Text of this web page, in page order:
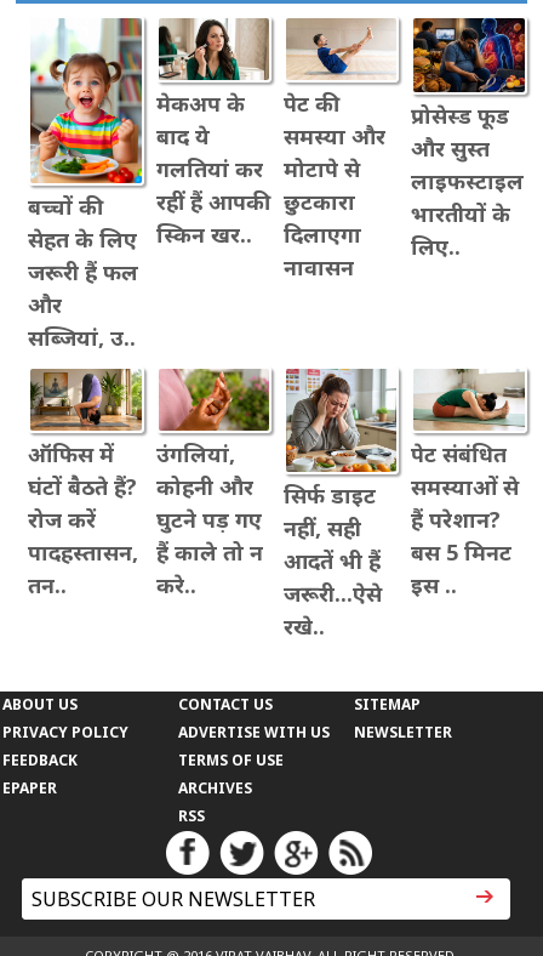
बच्चों की
सेहत के लिए
जरूरी हैं फल
और
सब्जियां, उ..
मेकअप के
बाद ये
गलतियां कर
रहीं हैं आपकी
स्किन खर..
पेट की
समस्या और
मोटापे से
छुटकारा
दिलाएगा
नावासन
प्रोसेस्ड फूड
और सुस्त
लाइफस्टाइल
भारतीयों के
लिए..
ऑफिस में
घंटों बैठते हैं?
रोज करें
पादहस्तासन,
तन..
उंगलियां,
कोहनी और
घुटने पड़ गए
हैं काले तो न
करे..
सिर्फ डाइट
नहीं, सही
आदतें भी हैं
जरूरी...ऐसे
रखे..
पेट संबंधित
समस्याओं से
हैं परेशान?
बस 5 मिनट
इस ..
ABOUT US
PRIVACY POLICY
CONTACT US
ADVERTISE WITH US
SITEMAP
NEWSLETTER
FEEDBACK
EPAPER
TERMS OF USE
ARCHIVES
RSS